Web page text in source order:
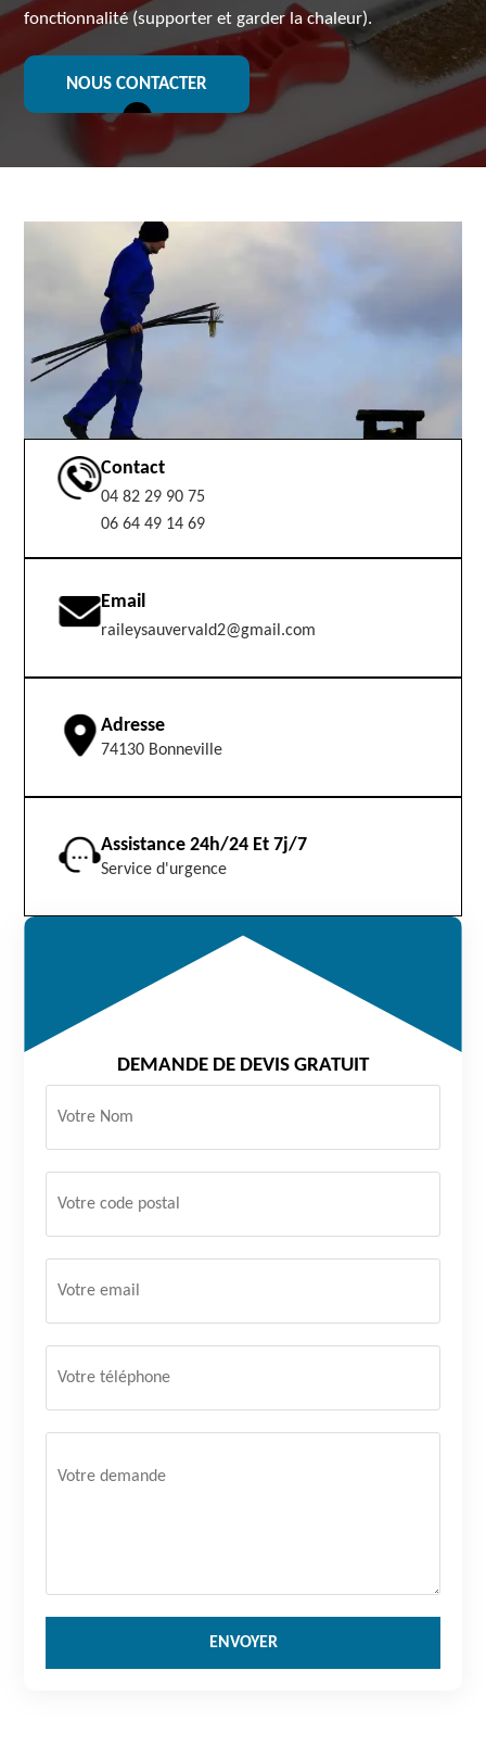
fonctionnalité (supporter et garder la chaleur).
NOUS CONTACTER
Contact
04 82 29 90 75
06 64 49 14 69
Email
raileysauvervald2@gmail.com
Adresse
74130 Bonneville
Assistance 24h/24 Et 7j/7
Service d'urgence
DEMANDE DE DEVIS GRATUIT